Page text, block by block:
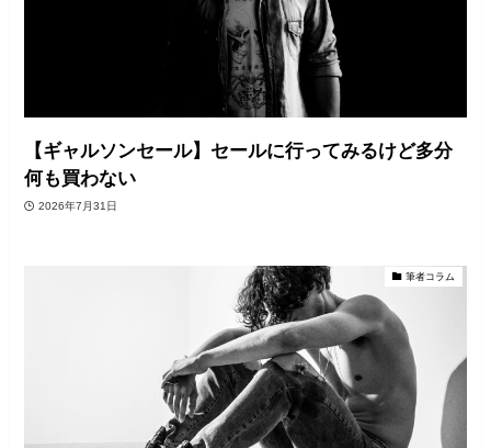
【ギャルソンセール】セールに行ってみるけど多分
何も買わない
2026年7月31日
筆者コラム